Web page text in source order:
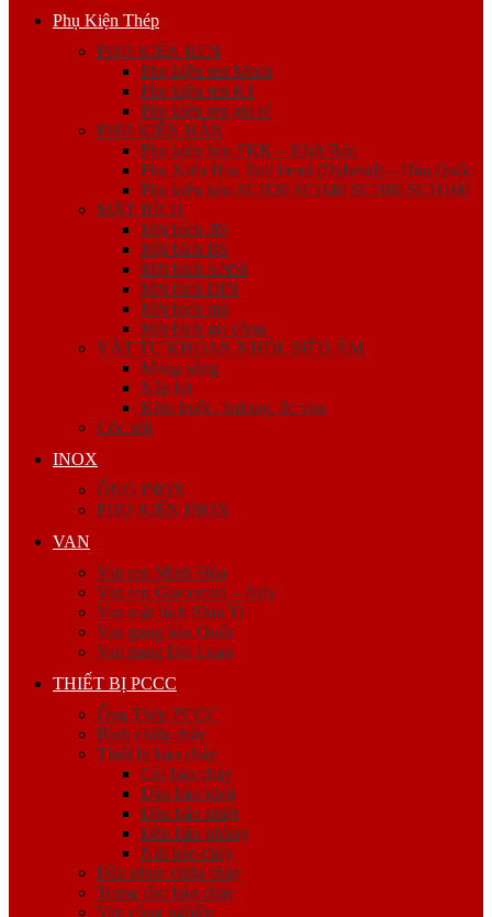
Phụ Kiện Thép
PHỤ KIỆN REN
Phụ kiện ren Mech
Phụ kiện ren K1
Phụ kiện ren giá rẻ
PHỤ KIỆN HÀN
Phụ kiện hàn FKK – Nhật Bản
Phụ Kiện Hàn Jinil bend (Dybend) – Hàn Quốc
Phụ kiện hàn SCH20 SCH40 SCH80 SCH160
MẶT BÍCH
Mặt bích JIS
Mặt bích BS
Mặt bích ANSI
Mặt bích DIN
Mặt bích mù
Mặt bích gia công
VẬT TƯ KHOAN NHỒI, SIÊU ÂM
Măng sông
Nắp bịt
Kẽm buộc, bulong, ốc viss
Cóc nối
INOX
ỐNG INOX
PHỤ KIỆN INOX
VAN
Van ren Minh Hòa
Van ren Giacomini – Italy
Van mặt bích Shin Yi
Van gang hàn Quốc
Van gang Đài Loan
THIẾT BỊ PCCC
Ống Thép PCCC
Bình chữa cháy
Thiết bị báo cháy
Còi báo cháy
Đầu báo khói
Đầu báo nhiệt
Đèn báo phòng
Nút báo cháy
Đầu phun chữa cháy
Trung tâm báo cháy
Van công nghiệp